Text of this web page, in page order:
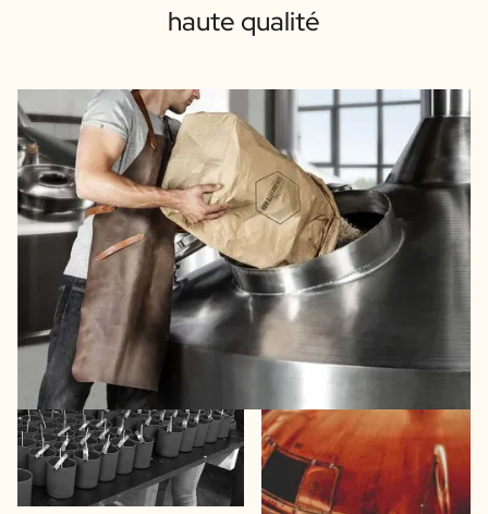
haute qualité